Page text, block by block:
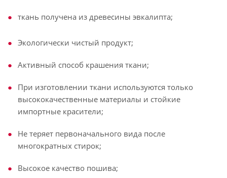
ткань получена из древесины эвкалипта;
Экологически чистый продукт;
Активный способ крашения ткани;
При изготовлении ткани используются только
высококачественные материалы и стойкие
импортные красители;
Не теряет первоначального вида после
многократных стирок;
Высокое качество пошива;